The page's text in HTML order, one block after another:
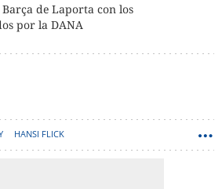
de Laporta con los
por la DANA
HANSI FLICK